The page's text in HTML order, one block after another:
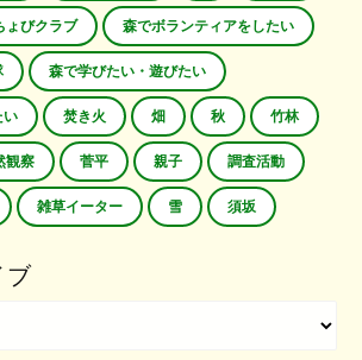
ょびクラブ 森でボランティアをしたい
森で学びたい・遊びたい
い 焚き火 畑 秋 竹林
観察 菅平 親子 調査活動
雑草イーター 雪 須坂
ブ